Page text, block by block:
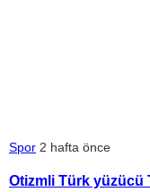
Spor 2 hafta önce
Otizmli Türk yüzücü